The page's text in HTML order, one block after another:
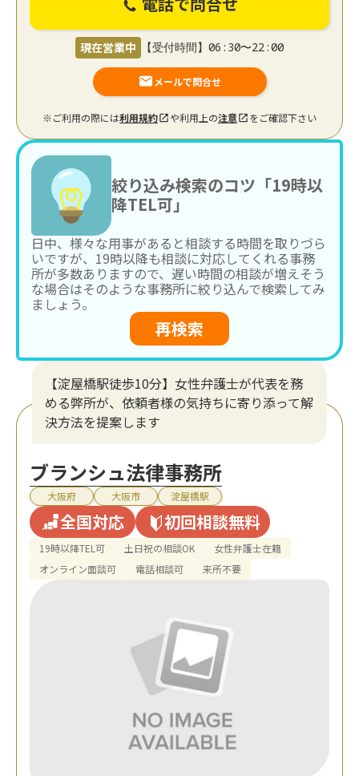
現在営業中 【受付時間】06:30〜22:00
メールで問合せ
※ご利用の際には利用規約 や利用上の注意 をご確認下さい
絞り込み検索のコツ「19時以
降TEL可」
日中、様々な用事があると相談する時間を取りづら
いですが、19時以降も相談に対応してくれる事務
所が多数ありますので、遅い時間の相談が増えそう
な場合はそのような事務所に絞り込んで検索してみ
ましょう。
再検索
【淀屋橋駅徒歩10分】女性弁護士が代表を務
める弊所が、依頼者様の気持ちに寄り添って解
決方法を提案します
ブランシュ法律事務所
大阪府 大阪市 淀屋橋駅
全国対応 初回相談無料
19時以降TEL可 土日祝の相談OK
女性弁護士在籍
オンライン面談可
電話相談可 来所不要